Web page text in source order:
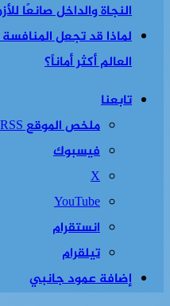
النجاة والداخل صانعًا
لماذا قد تجعل
العالم أكثر أماناً؟
تابعنا
ملخص الموقع RSS
فيسبوك
‫X
‫YouTube
انستقرام
تيلقرام
إضافة عمود جانبي